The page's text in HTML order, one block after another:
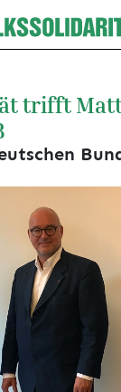
trifft